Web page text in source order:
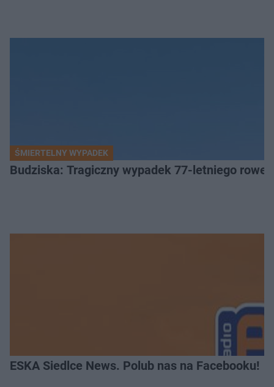
ŚMIERTELNY WYPADEK
Budziska: Tragiczny wypadek 77-letniego
ESKA Siedlce News. Polub nas na Facebooku!